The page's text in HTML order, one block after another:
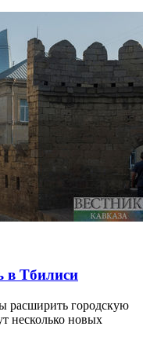
в Тбилиси
расширить городскую
несколько новых